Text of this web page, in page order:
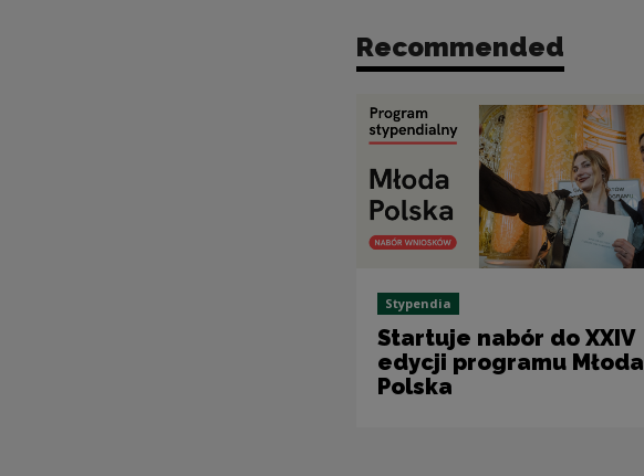
Recommended
Stypendia
Startuje nabór do XXIV
edycji programu Młoda
Polska